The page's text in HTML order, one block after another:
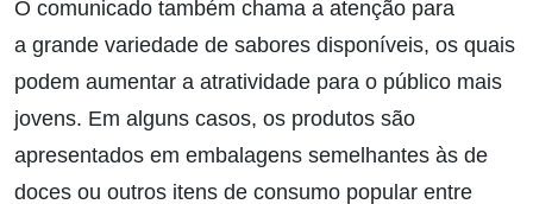
O comunicado também chama a atenção para
a grande variedade de sabores disponíveis, os quais
podem aumentar a atratividade para o público mais
jovens. Em alguns casos, os produtos são
apresentados em embalagens semelhantes às de
doces ou outros itens de consumo popular entre